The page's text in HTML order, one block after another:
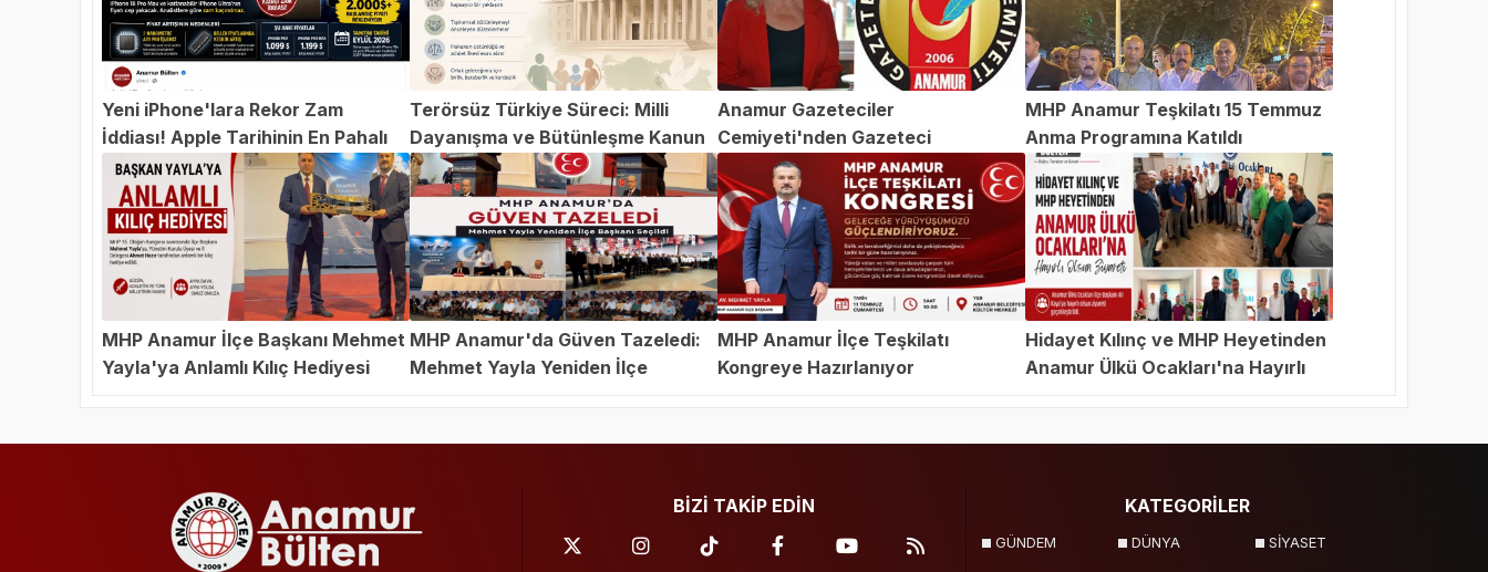
Yeni iPhone'lara Rekor Zam
İddiası! Apple Tarihinin En Pahalı
iPhone'u Geliyor
Terörsüz Türkiye Süreci: Milli
Dayanışma ve Bütünleşme Kanun
Teklifi TBMM'de
Anamur Gazeteciler
Cemiyeti'nden Gazeteci
Abdülvahap Şehitoğlu'na Yapılan
Saldırıya Kınama
MHP Anamur Teşkilatı 15 Temmuz
Anma Programına Katıldı
MHP Anamur İlçe Başkanı Mehmet
Yayla'ya Anlamlı Kılıç Hediyesi
MHP Anamur'da Güven Tazeledi:
Mehmet Yayla Yeniden İlçe
MHP Anamur İlçe Teşkilatı
Kongreye Hazırlanıyor
Hidayet Kılınç ve MHP Heyetinden
Anamur Ülkü Ocakları'na Hayırlı
BİZİ TAKİP EDİN KATEGORİLER
GÜNDEM DÜNYA SİYASET